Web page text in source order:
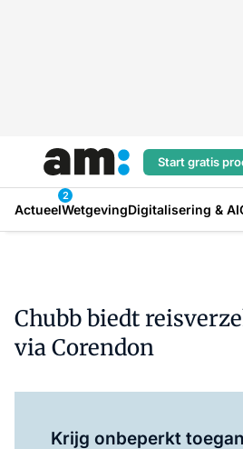
Start gratis
Actueel
2
WetgevingDigitalisering & AI
Chubb biedt
via Corendon
Krijg onbeperkt